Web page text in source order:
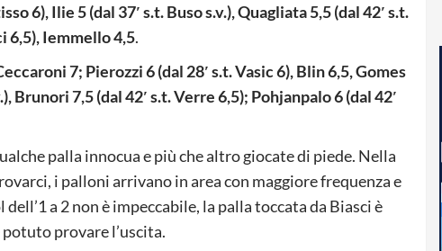
6), Ilie 5 (dal 37′ s.t. Buso s.v.), Quagliata 5,5 (dal 42′ s.t.
6,5), Iemmello 4,5.
7; Pierozzi 6 (dal 28′ s.t. Vasic 6), Blin 6,5, Gomes
Brunori 7,5 (dal 42′ s.t. Verre 6,5); Pohjanpalo 6 (dal 42′
palla innocua e più che altro giocate di piede. Nella
i palloni arrivano in area con maggiore frequenza e
a 2 non è impeccabile, la palla toccata da Biasci è
provare l’uscita.